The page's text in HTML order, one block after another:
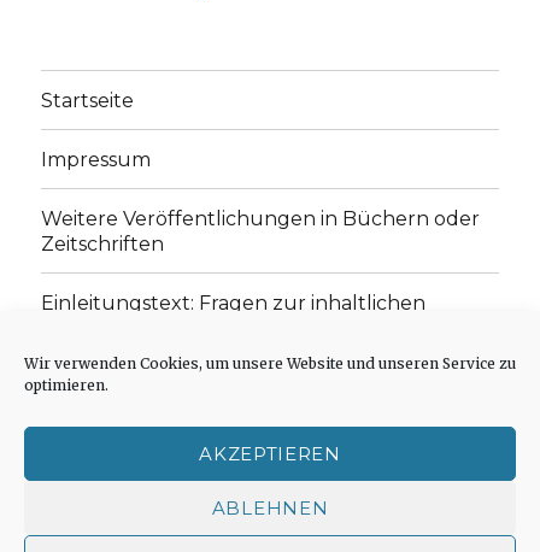
Wir verwenden Cookies, um unsere Website und unseren Service zu
optimieren.
AKZEPTIEREN
ABLEHNEN
Startseite
Impressum
Weitere Veröffentlichungen in Büchern oder
Zeitschriften
Einleitungstext: Fragen zur inhaltlichen
„schwachen Glaubens“
Cookie-Richtlinie (EU)